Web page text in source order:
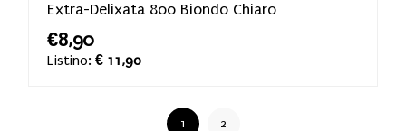
Extra-Delixata 800 Biondo Chiaro
€8,90
Listino: € 11,90
1 2